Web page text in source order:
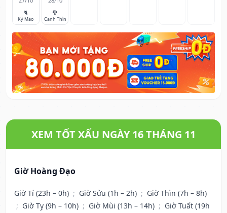
🐈
Kỷ Mão
🐉
Canh Thìn
XEM TỐT XẤU NGÀY 16 THÁNG 11
Giờ Hoàng Đạo
Giờ Tí (23h – 0h) ; Giờ Sửu (1h – 2h) ; Giờ Thìn (7h – 8h)
; Giờ Tỵ (9h – 10h) ; Giờ Mùi (13h – 14h) ; Giờ Tuất (19h